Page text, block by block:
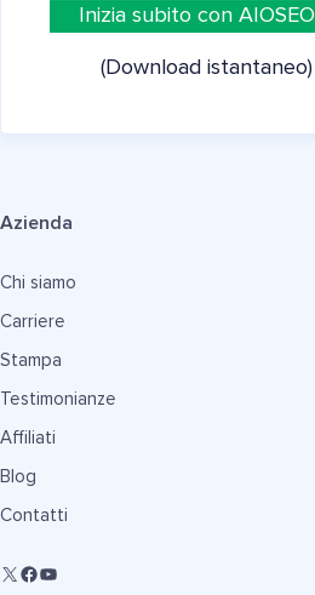
Inizia subito con AIOSEO
(Download istantaneo)
Azienda
Chi siamo
Carriere
Stampa
Testimonianze
Affiliati
Blog
Contatti